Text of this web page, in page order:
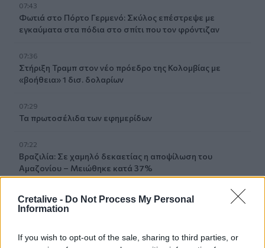
Cretalive - Do Not Process My Personal
Information
If you wish to opt-out of the sale, sharing to third parties, or
07:43
Φωτιά στο Πόρτο Γερμενό: Σκύλος επέστρεψε με
εγκαύματα στα πόδια στο σπίτι που τον φρόντιζαν
07:36
Στήριξη Τραμπ στον νέο πρόεδρο της Κολομβίας με
«βοήθεια» 1 δισ. δολαρίων
07:29
Τα πρωτοσέλιδα των εφημερίδων
07:22
Βραζιλία: Σε χαμηλό δεκαετίας η αποψίλωση του
Αμαζονίου – Μειώθηκε κατά 37%
07:15
ΑΑΔΕ: Ανοιχτό το σύστημα Ενιαίας Αίτησης Ενίσχυσης
07:07